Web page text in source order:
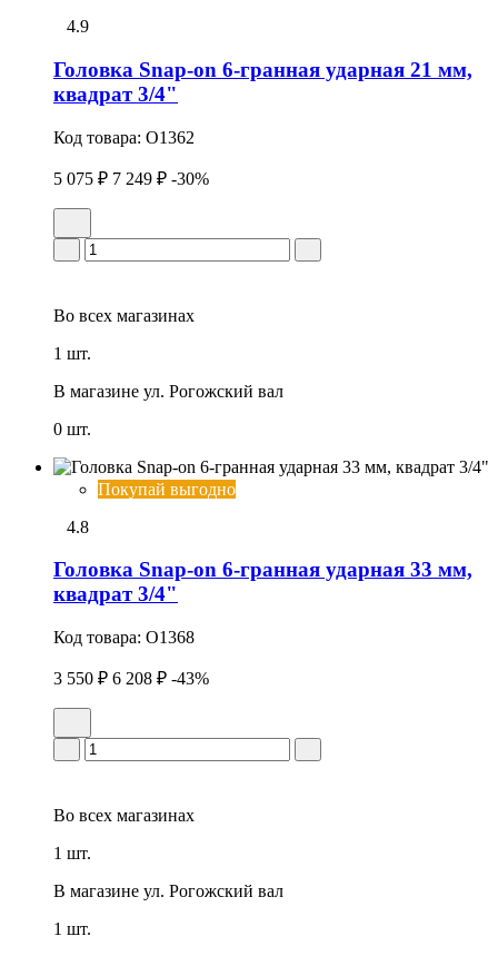
4.9
Головка Snap-on 6-гранная ударная 21 мм,
квадрат 3/4"
Код товара: O1362
5 075 ₽ 7 249 ₽ -30%
Во всех магазинах
1 шт.
В магазине ул. Рогожский вал
0 шт.
Покупай выгодно
4.8
Головка Snap-on 6-гранная ударная 33 мм,
квадрат 3/4"
Код товара: O1368
3 550 ₽ 6 208 ₽ -43%
Во всех магазинах
1 шт.
В магазине ул. Рогожский вал
1 шт.